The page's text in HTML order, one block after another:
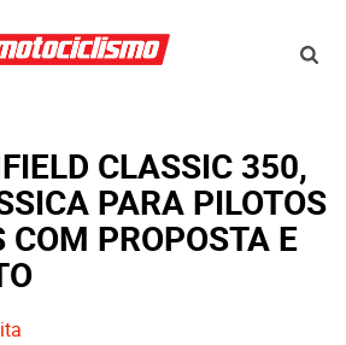
CLASSIC 350,
PARA PILOTOS
COM PROPOSTA E